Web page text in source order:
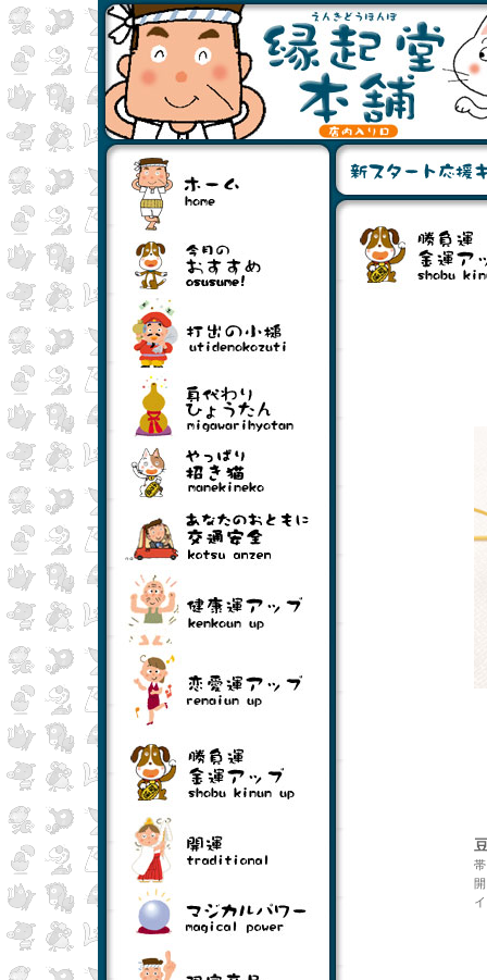
豆粒ほどの小さなだるま。さり